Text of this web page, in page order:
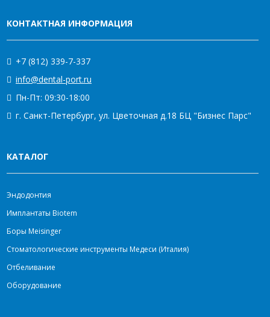
КОНТАКТНАЯ ИНФОРМАЦИЯ
+7 (812) 339-7-337
info@dental-port.ru
Пн-Пт: 09:30-18:00
г. Санкт-Петербург, ул. Цветочная д.18 БЦ "Бизнес Парс"
КАТАЛОГ
Эндодонтия
Имплантаты Biotem
Боры Meisinger
Стоматологические инструменты Медеси (Италия)
Отбеливание
Оборудование